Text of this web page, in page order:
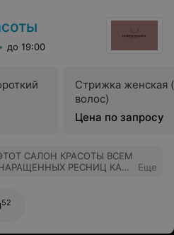
с самого начала
на Макаенка 3
до 19:00
Стрижка женская
волос)
Цена по запросу
САЛОН КРАСОТЫ ВСЕМ
РЕСНИЦ КАК
ВСЕГО САЛОНА
ТАК ДЕРЖАТЬ МОЛОДЦЫ
Еще
52